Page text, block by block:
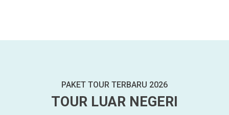
PAKET TOUR TERBARU 2026
TOUR LUAR NEGERI